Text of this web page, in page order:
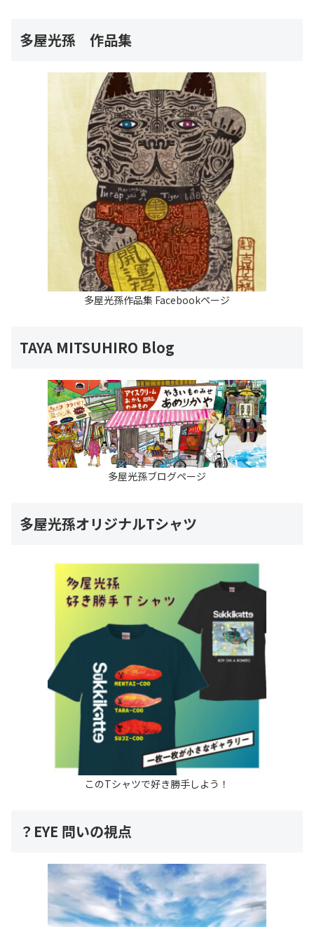
多屋光孫 作品集
多屋光孫作品集 Facebookページ
TAYA MITSUHIRO Blog
多屋光孫ブログページ
多屋光孫オリジナルTシャツ
このTシャツで好き勝手しよう！
？EYE 問いの視点